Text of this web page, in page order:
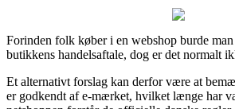
Forinden folk køber i en webshop burde
butikkens handelsaftale, dog er det normalt
Et alternativt forslag kan derfor være at
er godkendt af e-mærket, hvilket længe har